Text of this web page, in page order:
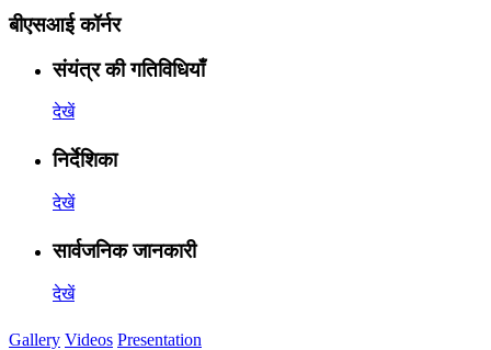
बीएसआई कॉर्नर
संयंत्र की गतिविधियाँ
देखें
निर्देशिका
देखें
सार्वजनिक जानकारी
देखें
Gallery Videos Presentation